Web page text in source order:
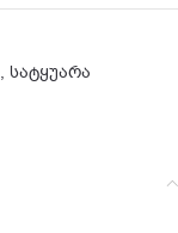
, სატყუარა